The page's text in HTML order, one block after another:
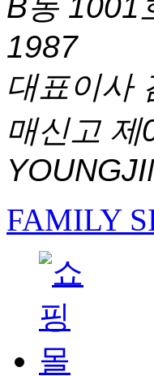
B동 1001
1987
대표이사
매신고 제
FAMILY